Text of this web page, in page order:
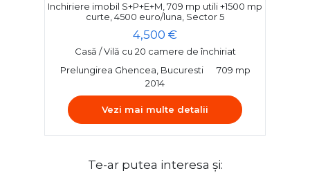
Inchiriere imobil S+P+E+M, 709 mp utili +1500 mp
curte, 4500 euro/luna, Sector 5
4,500 €
Casă / Vilă cu 20 camere de închiriat
Prelungirea Ghencea, Bucuresti
709 mp
2014
Vezi mai multe detalii
Te-ar putea interesa și: